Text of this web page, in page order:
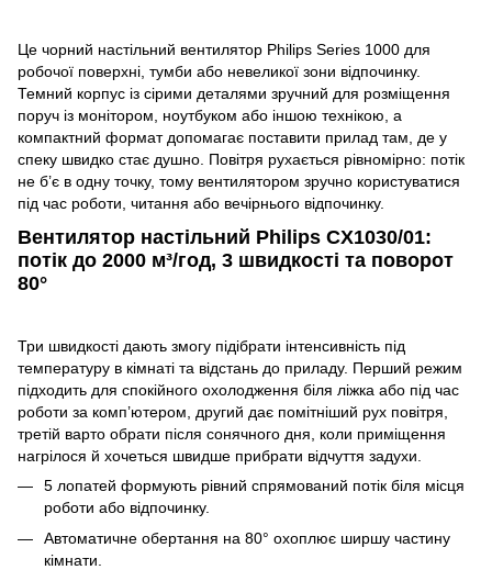
Це чорний настільний вентилятор Philips Series 1000 для
робочої поверхні, тумби або невеликої зони відпочинку.
Темний корпус із сірими деталями зручний для розміщення
поруч із монітором, ноутбуком або іншою технікою, а
компактний формат допомагає поставити прилад там, де у
спеку швидко стає душно. Повітря рухається рівномірно: потік
не б’є в одну точку, тому вентилятором зручно користуватися
під час роботи, читання або вечірнього відпочинку.
Вентилятор настільний Philips CX1030/01:
потік до 2000 м³/год, 3 швидкості та поворот
80°
Три швидкості дають змогу підібрати інтенсивність під
температуру в кімнаті та відстань до приладу. Перший режим
підходить для спокійного охолодження біля ліжка або під час
роботи за комп’ютером, другий дає помітніший рух повітря,
третій варто обрати після сонячного дня, коли приміщення
нагрілося й хочеться швидше прибрати відчуття задухи.
5 лопатей формують рівний спрямований потік біля місця
роботи або відпочинку.
Автоматичне обертання на 80° охоплює ширшу частину
кімнати.